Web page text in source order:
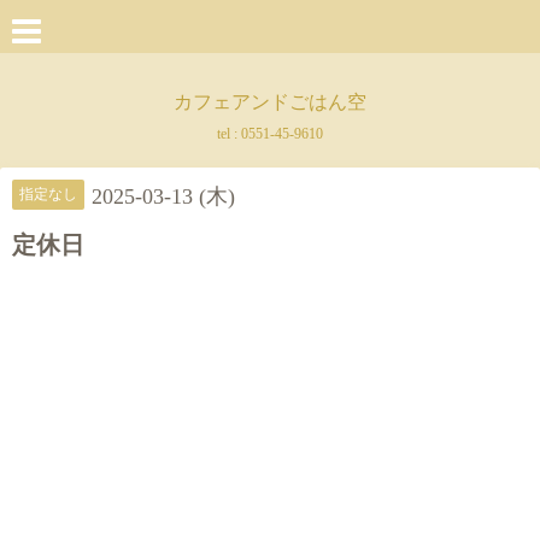
カフェアンドごはん空
tel : 0551-45-9610
指定なし 2025-03-13 (木)
定休日